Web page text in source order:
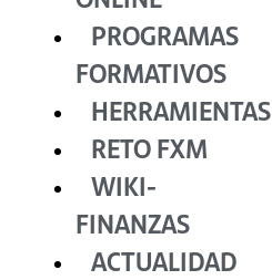
PROGRAMAS
FORMATIVOS
HERRAMIENTAS
RETO FXM
WIKI-
FINANZAS
ACTUALIDAD